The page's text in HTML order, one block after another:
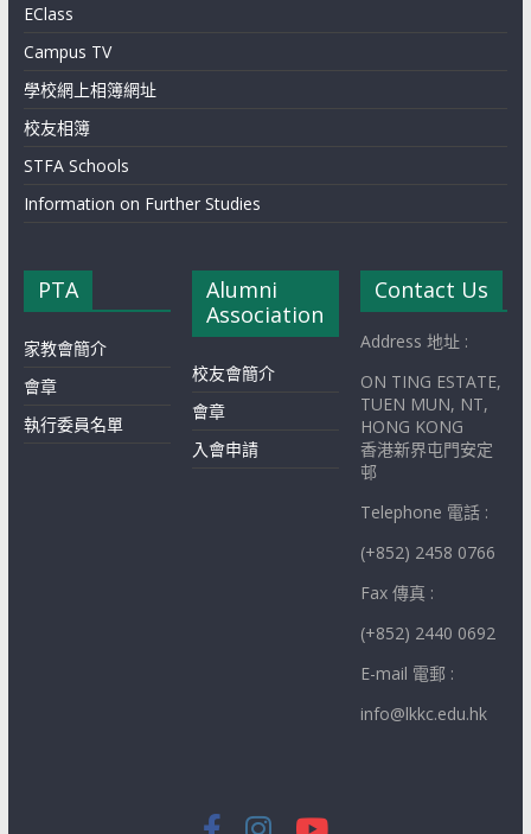
EClass
Campus TV
學校網上相簿網址
校友相簿
STFA Schools
Information on Further Studies
PTA
家教會簡介
會章
執行委員名單
Alumni
Association
校友會簡介
會章
入會申請
Contact Us
Address 地址 :
ON TING ESTATE,
TUEN MUN, NT,
HONG KONG
香港新界屯門安定
邨
Telephone 電話 :
(+852) 2458 0766
Fax 傳真 :
(+852) 2440 0692
E-mail 電郵 :
info@lkkc.edu.hk